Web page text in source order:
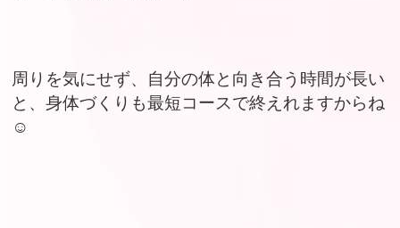
周りを気にせず、自分の体と向き合う時間が長い
と、身体づくりも最短コースで終えれますからね
☺︎